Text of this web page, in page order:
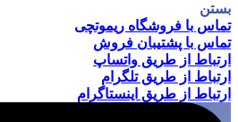
بستن
تماس با فروشگاه ریموتچی
تماس با پشتیبان فروش
ارتباط از طریق واتساپ
ارتباط از طریق تلگرام
ارتباط از طریق اینستاگرام